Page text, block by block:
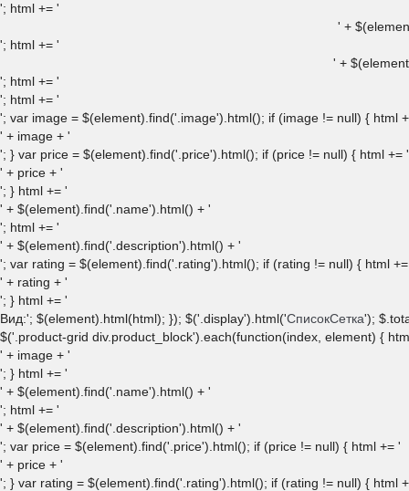
'; html += '
' +
'; html += '
' +
'; html += '
'; html += '
'; var image = $(element).find('.image').html(); if (image != null) { html
' + image + '
'; } var price = $(element).find('.price').html(); if (price != null) { html += '
' + price + '
'; } html += '
' + $(element).find('.name').html() + '
'; html += '
' + $(element).find('.description').html() + '
'; var rating = $(element).find('.rating').html(); if (rating != null) { html
' + rating + '
'; } html += '
'; $(element).html(html); }); $('.display').html('
Вид: СписокСетка');
$('.product-grid div.product_block').each(function(index, element) {
' + image + '
'; } html += '
' + $(element).find('.name').html() + '
'; html += '
' + $(element).find('.description').html() + '
'; var price = $(element).find('.price').html(); if (price != null) { html += '
' + price + '
'; } var rating = $(element).find('.rating').html(); if (rating != null) { html